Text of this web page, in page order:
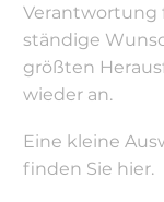
Verantwortung
ständige
größten
wieder an.
Eine kleine
finden Sie hier.